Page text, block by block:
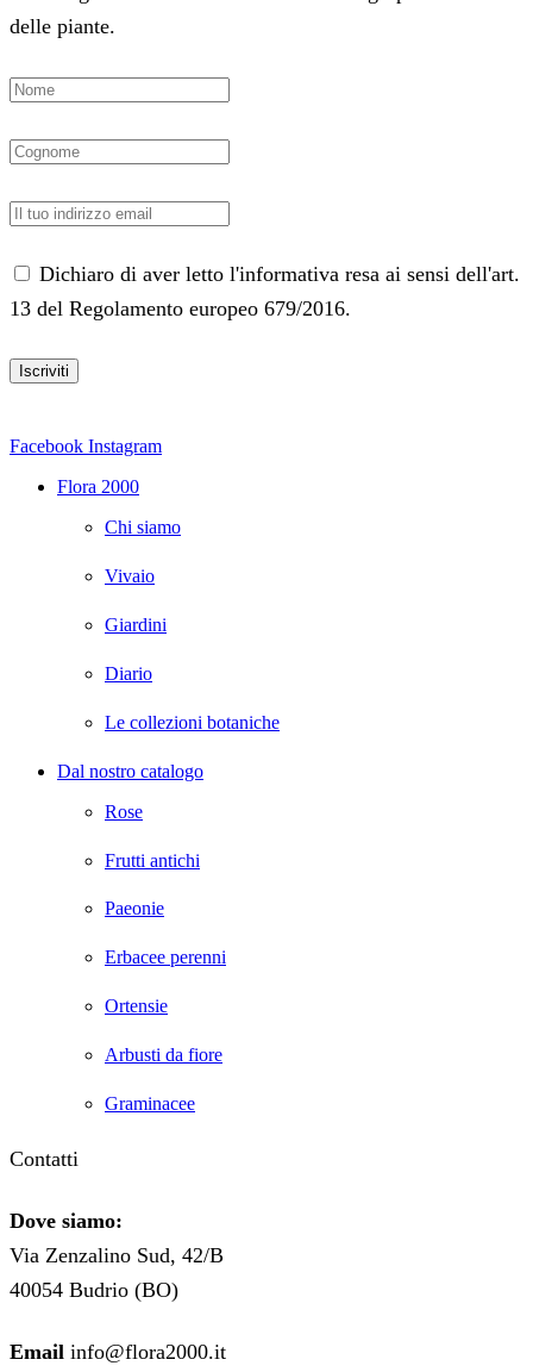
delle piante.
Dichiaro di aver letto l'informativa resa ai sensi dell'art.
13 del Regolamento europeo 679/2016.
Facebook Instagram
Flora 2000
Chi siamo
Vivaio
Giardini
Diario
Le collezioni botaniche
Dal nostro catalogo
Rose
Frutti antichi
Paeonie
Erbacee perenni
Ortensie
Arbusti da fiore
Graminacee
Contatti
Dove siamo:
Via Zenzalino Sud, 42/B
40054 Budrio (BO)
Email info@flora2000.it